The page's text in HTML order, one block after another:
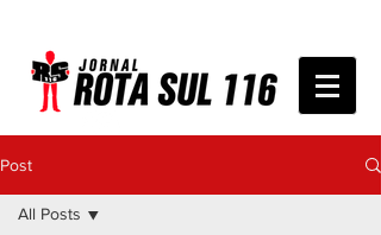
Post
All Posts